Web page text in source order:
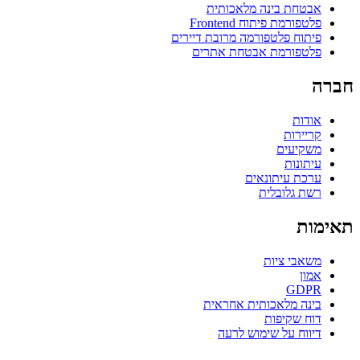
אבטחת בינה מלאכותית
פלטפורמת פיתוח Frontend
פיתוח פלטפורמה מרובת דיירים
פלטפורמת אבטחת אתרים
חברה
אודות
קריירות
משקיעים
עיתונות
ערכת עיתונאים
רשת גלובלית
תאימות
משאבי ציות
אמון
GDPR
בינה מלאכותית אחראית
דוח שקיפות
דיווח על שימוש לרעה